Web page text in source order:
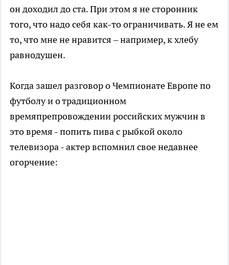
он доходил до ста. При этом я не сторонник
того, что надо себя как-то ограничивать. Я не ем
то, что мне не нравится – например, к хлебу
равнодушен.
Когда зашел разговор о Чемпионате Европе по
футболу и о традиционном
времяпрепровождении российских мужчин в
это время - попить пива с рыбкой около
телевизора - актер вспомнил свое недавнее
огорчение: